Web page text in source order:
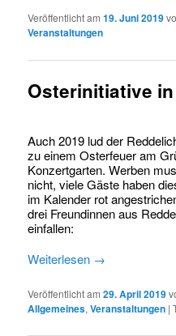
Veröffentlicht am19. Juni 2019
Veranstaltungen
Osterinitiative
Auch 2019 lud der
zu einem Osterfeuer am
Konzertgarten. Werben
nicht, viele Gäste haben
im Kalender rot
drei Freundinnen aus
einfallen:
Weiterlesen →
Veröffentlicht am29. April 2019
Allgemeines,Veranstaltungen |